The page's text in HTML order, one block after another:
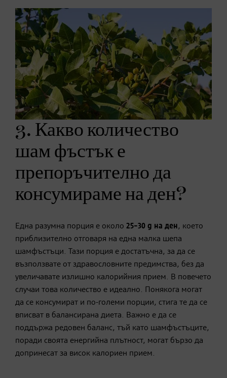
3. Какво количество
шам фъстък е
препоръчително да
консумираме на ден?
Една разумна порция е около 25–30 g на ден, което
приблизително отговаря на една малка шепа
шамфъстъци. Тази порция е достатъчна, за да се
възползвате от здравословните предимства, без да
увеличавате излишно калорийния прием. В повечето
случаи това количество е идеално. Понякога могат
да се консумират и по-големи порции, стига те да се
вписват в балансирана диета. Важно е да се
поддържа редовен баланс, тъй като шамфъстъците,
поради своята енергийна плътност, могат бързо да
допринесат за висок калориен прием.